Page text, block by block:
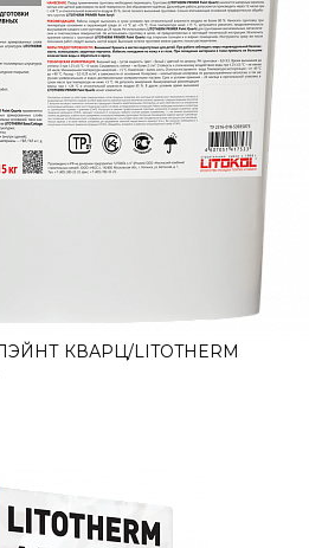
КВАРЦ/LITOTHERM